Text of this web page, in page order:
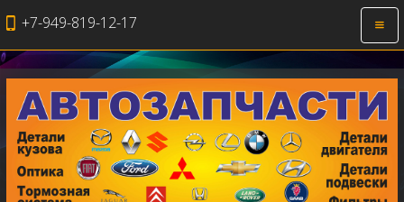
+7-949-819-12-17